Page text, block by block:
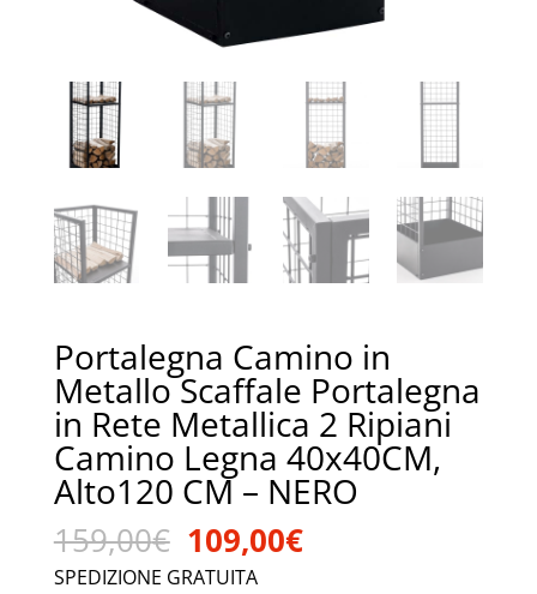
Portalegna Camino in
Metallo Scaffale Portalegna
in Rete Metallica 2 Ripiani
Camino Legna 40x40CM,
Alto120 CM – NERO
159,00€ Il
prezzo
109,00€Il
SPEDIZIONE GRATUITA